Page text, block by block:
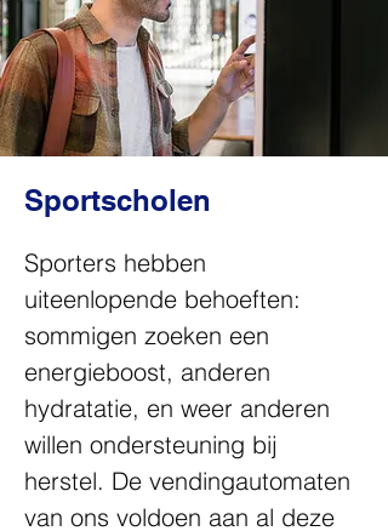
Sportscholen
Sporters hebben
uiteenlopende behoeften:
sommigen zoeken een
energieboost, anderen
hydratatie, en weer anderen
willen ondersteuning bij
herstel. De vendingautomaten
van ons voldoen aan al deze